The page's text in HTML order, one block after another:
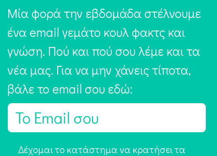
Μία φορά την εβδομάδα στέλνουμε
ένα email γεμάτο κουλ φακτς και
γνώση. Πού και πού σου λέμε και τα
νέα μας. Για να μην χάνεις τίποτα,
βάλε το email σου εδώ:
E
Δέχομαι το κατάστημα να κρατήσει τα